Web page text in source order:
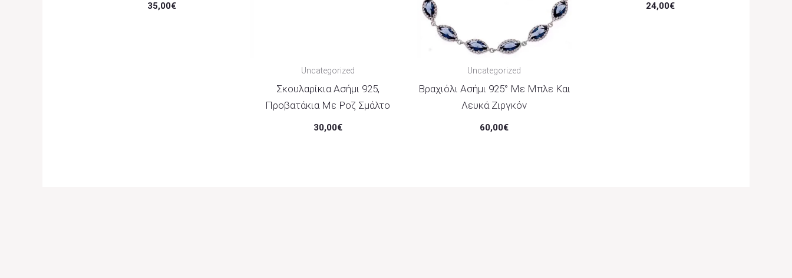
35,00€
Uncategorized
Σκουλαρίκια Ασήμι 925,
Προβατάκια Με Ροζ Σμάλτο
30,00€
Uncategorized
Βραχιόλι Ασήμι 925° Με Μπλε Και
Λευκά Ζιργκόν
60,00€
24,00€